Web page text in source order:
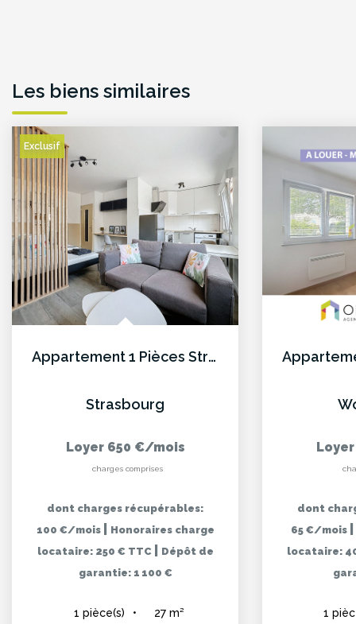
Les biens similaires
Exclusif
Appartement 1 Pièces Strasbourg
Strasbourg
Loyer 650 €/mois
charges comprises
dont charges récupérables:
100 €/mois
Honoraires charge
locataire: 250 € TTC
Dépôt de
garantie: 1 100 €
1 pièce(s) 27 m²
dont
65 €/mois
locataire:
1